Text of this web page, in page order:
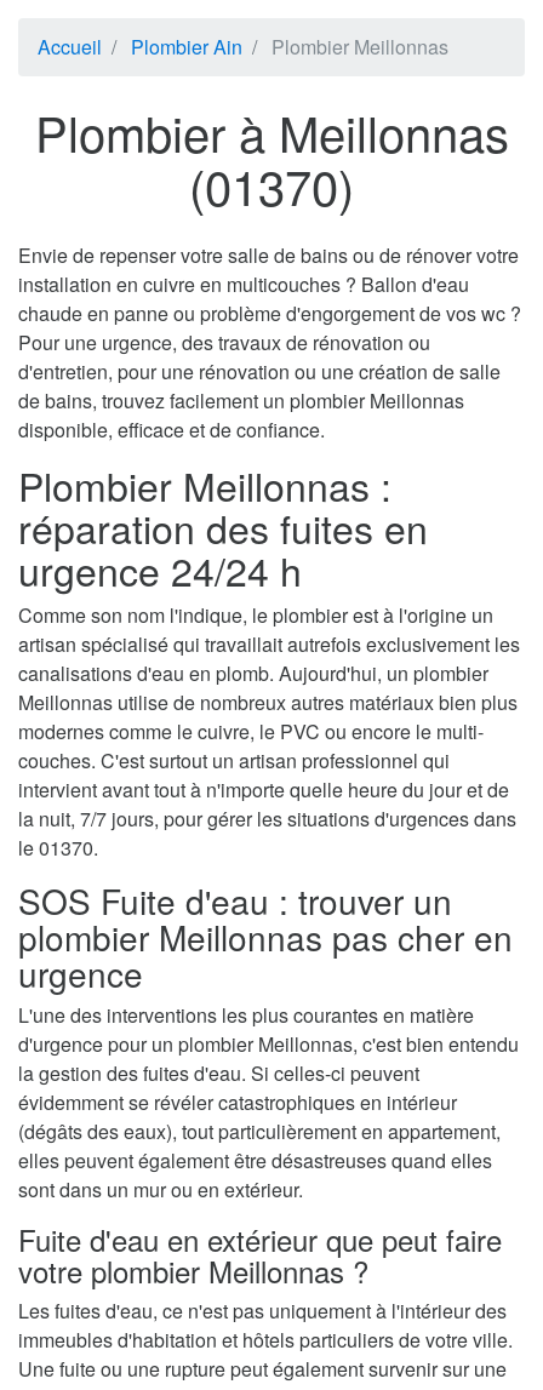
Accueil Plombier Ain Plombier Meillonnas
Plombier à Meillonnas
(01370)
Envie de repenser votre salle de bains ou de rénover votre
installation en cuivre en multicouches ? Ballon d'eau
chaude en panne ou problème d'engorgement de vos wc ?
Pour une urgence, des travaux de rénovation ou
d'entretien, pour une rénovation ou une création de salle
de bains, trouvez facilement un plombier Meillonnas
disponible, efficace et de confiance.
Plombier Meillonnas :
réparation des fuites en
urgence 24/24 h
Comme son nom l'indique, le plombier est à l'origine un
artisan spécialisé qui travaillait autrefois exclusivement les
canalisations d'eau en plomb. Aujourd'hui, un plombier
Meillonnas utilise de nombreux autres matériaux bien plus
modernes comme le cuivre, le PVC ou encore le multi-
couches. C'est surtout un artisan professionnel qui
intervient avant tout à n'importe quelle heure du jour et de
la nuit, 7/7 jours, pour gérer les situations d'urgences dans
le 01370.
SOS Fuite d'eau : trouver un
plombier Meillonnas pas cher en
urgence
L'une des interventions les plus courantes en matière
d'urgence pour un plombier Meillonnas, c'est bien entendu
la gestion des fuites d'eau. Si celles-ci peuvent
évidemment se révéler catastrophiques en intérieur
(dégâts des eaux), tout particulièrement en appartement,
elles peuvent également être désastreuses quand elles
sont dans un mur ou en extérieur.
Fuite d'eau en extérieur que peut faire
votre plombier Meillonnas ?
Les fuites d'eau, ce n'est pas uniquement à l'intérieur des
immeubles d'habitation et hôtels particuliers de votre ville.
Une fuite ou une rupture peut également survenir sur une